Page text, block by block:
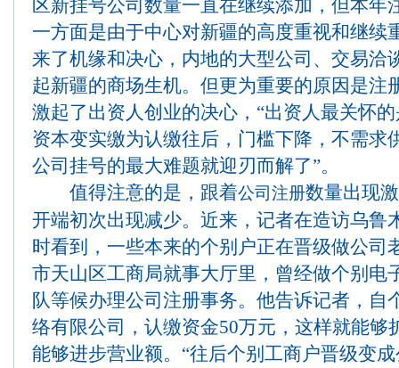
区新挂号公司数量一直在继续添加，但本年
一方面是由于中心对新疆的高度重视和继续
来了机缘和决心，内地的大型公司、交易洽
起新疆的商场生机。但更为重要的原因是注
激起了出资人创业的决心，“出资人最关怀
资本变实缴为认缴往后，门槛下降，不需求
公司挂号的最大难题就迎刃而解了”。
值得注意的是，跟着公司注册数量出现
开端初次出现减少。近来，记者在造访乌鲁
时看到，一些本来的个别户正在晋级做公司
市天山区工商局就事大厅里，曾经做个别电
队等候办理公司注册事务。他告诉记者，自
络有限公司，认缴资金50万元，这样就能够
能够进步营业额。“往后个别工商户晋级变